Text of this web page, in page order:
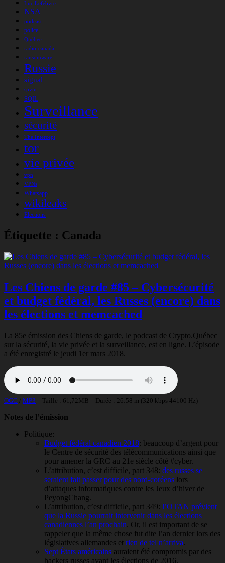
Luc Lefebvre
NSA
podcast
police
Québec
radio-canada
ransomware
Russie
signal
spvm
SQIL
Surveillance
sécurité
The Intercept
tor
vie privée
vpn
VPNs
Whatsapp
wikileaks
Élections
Étiquette : Canada
Les Chiens de garde #85 – Cybersécurité
et budget fédéral, les Russes (encore) dans
les élections et memcached
La 85e émission des Chiens de garde, le podcast de Crypto.Québec
sur la sécurité, la vie privée et la surveillance, est en ligne. L’épisode
a été enregistré le jeudi 1er mars 2018.
OGG MP3 – Taille : 61,72MB – Durée : 26:58 m (320 kbps 44100 Hz)
Notes de l’émission
Politique:
Budget fédéral canadien 2018: beaucoup d’argent pour
le Centre de sécurité des télécommunications ainsi que
pour amener la GRC au 21e siècle côté #cyber.
L’attribution, c’est difficile, part 348: des russes se
seraient fait passer pour des nord-coréens lors
d’attaques informatiques contre les Jeux d’hiver de
PeyongChang.
L’attribution, c’est difficile, part 349: l’OTAN prévient
que la Russie pourrait intervenir dans les élections
canadiennes l’an prochain. Or, il est important de se
rappeler que la même chose fut dite l’an dernier lors des
législatives allemandes et rien de tel n’arriva.
Sept États américains auraient été compromis par des
hackers russes avant les élections de 2016.